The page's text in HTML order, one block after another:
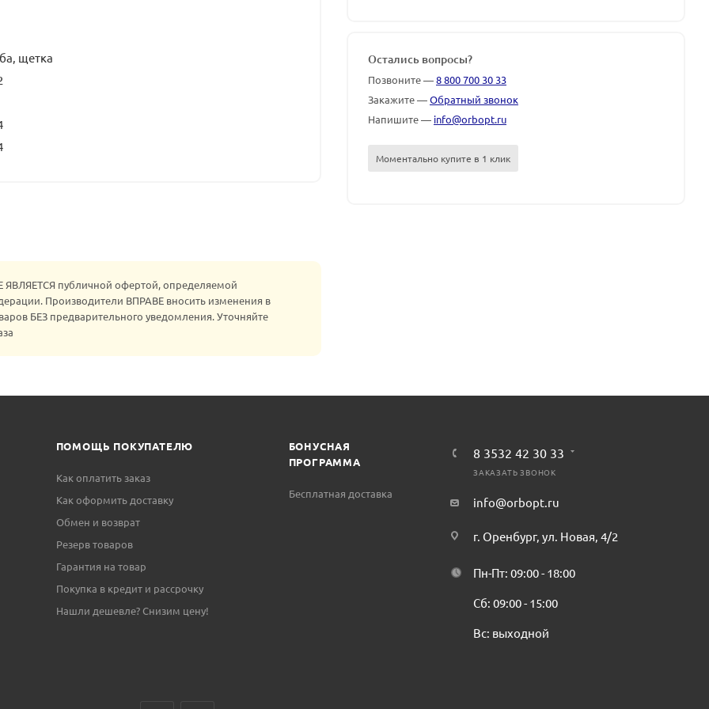
щетка
публичной офертой, определяемой
Производители ВПРАВЕ вносить изменения в
БЕЗ предварительного уведомления. Уточняйте
Остались вопросы?
Позвоните —8 800 700 30 33
Закажите —Обратный звонок
Напишите — info@orbopt.ru
Моментально купите в 1 клик
ПОМОЩЬ ПОКУПАТЕЛЮ
Как оплатить заказ
Как оформить доставку
Обмен и возврат
Резерв товаров
Гарантия на товар
Покупка в кредит и рассрочку
Нашли дешевле? Снизим цену!
БОНУСНАЯ
ПРОГРАММА
Бесплатная доставка
8 3532 42 30 33
ЗАКАЗАТЬ ЗВОНОК
info@orbopt.ru
г. Оренбург, ул. Новая, 4/2
Пн-Пт: 09:00 - 18:00
Сб: 09:00 - 15:00
Вс: выходной